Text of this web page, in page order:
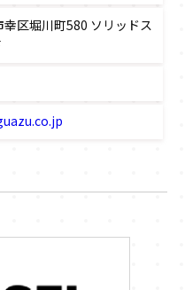
区堀川町580 ソリッドス